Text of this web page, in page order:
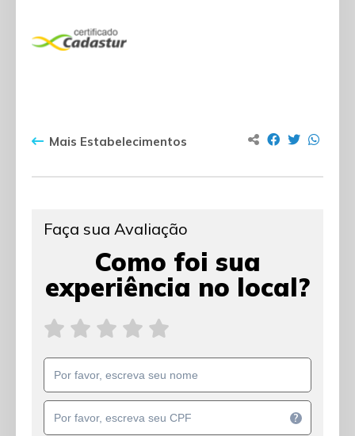
Mais Estabelecimentos
Faça sua Avaliação
Como foi sua
experiência no local?
?